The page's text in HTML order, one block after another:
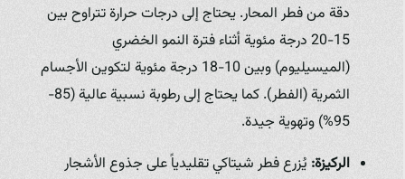
دقة من فطر المحار. يحتاج إلى درجات حرارة تتراوح بين
15-20 درجة مئوية أثناء فترة النمو الخضري
(الميسيليوم) وبين 10-18 درجة مئوية لتكوين الأجسام
الثمرية (الفطر). كما يحتاج إلى رطوبة نسبية عالية (85-
95%) وتهوية جيدة.
الركيزة:يُزرع فطر شيتاكي تقليدياً على جذوع الأشجار